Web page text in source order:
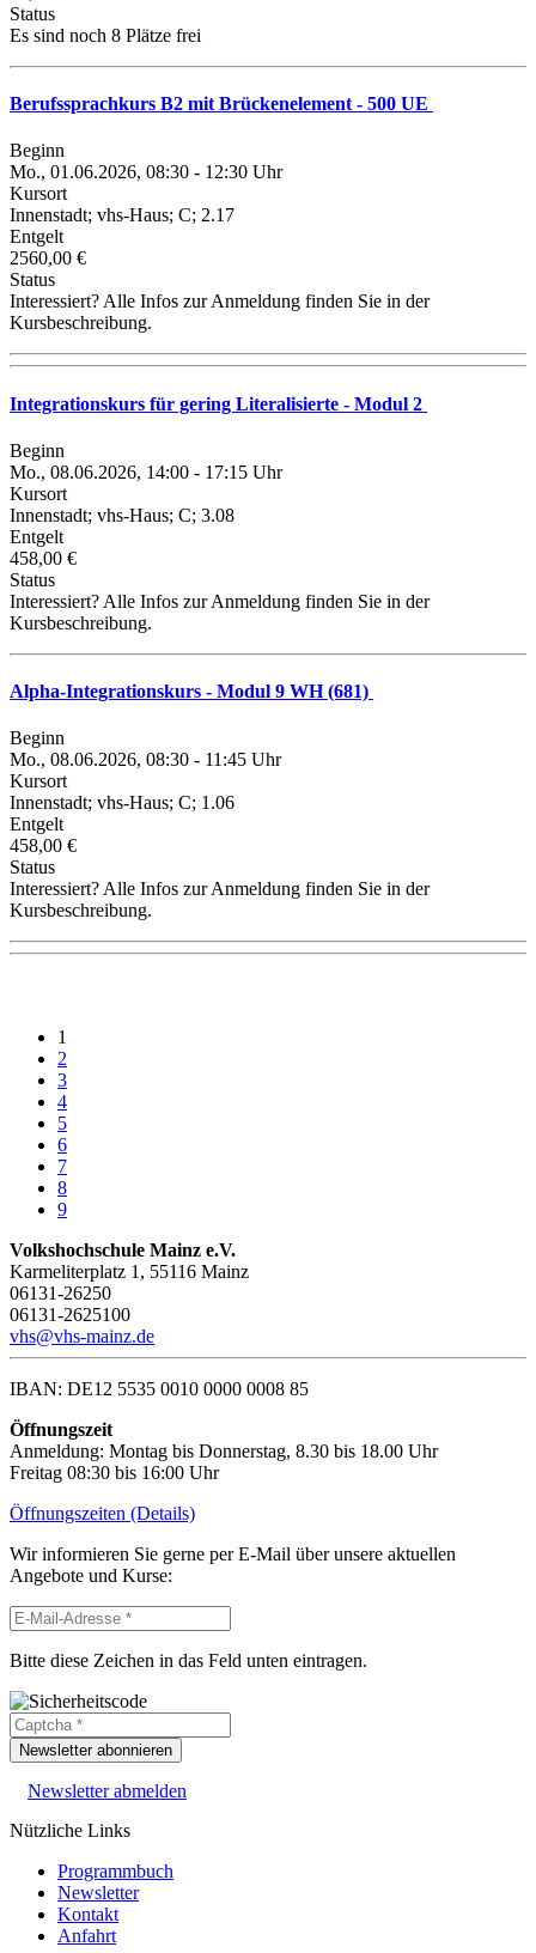
Status
Es sind noch 8 Plätze frei
Berufssprachkurs B2 mit Brückenelement - 500 UE
Beginn
Mo., 01.06.2026, 08:30 - 12:30 Uhr
Kursort
Innenstadt; vhs-Haus; C; 2.17
Entgelt
2560,00 €
Status
Interessiert? Alle Infos zur Anmeldung finden Sie in der
Kursbeschreibung.
Integrationskurs für gering Literalisierte - Modul 2
Beginn
Mo., 08.06.2026, 14:00 - 17:15 Uhr
Kursort
Innenstadt; vhs-Haus; C; 3.08
Entgelt
458,00 €
Status
Interessiert? Alle Infos zur Anmeldung finden Sie in der
Kursbeschreibung.
Alpha-Integrationskurs - Modul 9 WH (681)
Beginn
Mo., 08.06.2026, 08:30 - 11:45 Uhr
Kursort
Innenstadt; vhs-Haus; C; 1.06
Entgelt
458,00 €
Status
Interessiert? Alle Infos zur Anmeldung finden Sie in der
Kursbeschreibung.
1
2
3
4
5
6
7
8
9
Volkshochschule Mainz e.V.
Karmeliterplatz 1, 55116 Mainz
06131-26250
06131-2625100
vhs@vhs-mainz.de
IBAN: DE12 5535 0010 0000 0008 85
Öffnungszeit
Anmeldung: Montag bis Donnerstag, 8.30 bis 18.00 Uhr
Freitag 08:30 bis 16:00 Uhr
Öffnungszeiten (Details)
Wir informieren Sie gerne per E-Mail über unsere aktuellen
Angebote und Kurse:
Bitte diese Zeichen in das Feld unten eintragen.
Newsletter abonnieren
Newsletter abmelden
Nützliche Links
Programmbuch
Newsletter
Kontakt
Anfahrt